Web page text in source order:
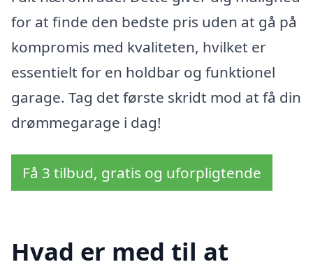
for at finde den bedste pris uden at gå på
kompromis med kvaliteten, hvilket er
essentielt for en holdbar og funktionel
garage. Tag det første skridt mod at få din
drømmegarage i dag!
Få 3 tilbud, gratis og uforpligtende
Hvad er med til at